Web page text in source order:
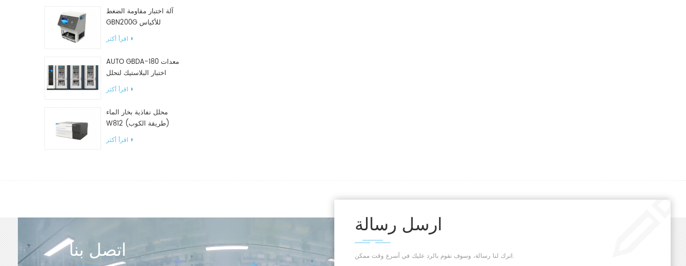
آلة اختبار مقاومة الضغط
GBN200G للأكياس
البلاستيكية
اقرأ أكثر
AUTO GBDA-180 معدات
اختبار البلاستيك لتحلل
السماد
اقرأ أكثر
محلل نفاذية بخار الماء
W812 (طريقة الكوب)
اقرأ أكثر
اتصل بنا
ارسل رسالة
اترك لنا رسالة، وسوف نقوم بالرد عليك في أسرع وقت ممكن.